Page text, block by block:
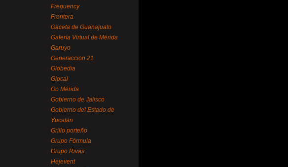
Frequency
Frontera
Gaceta de Guanajuato
Galería Virtual de Mérida
Garuyo
Generaccion 21
Globedia
Glocal
Go Mérida
Gobierno de Jalisco
Gobierno del Estado de
Yucatán
Grillo porteño
Grupo Fórmula
Grupo Rivas
Hejevent